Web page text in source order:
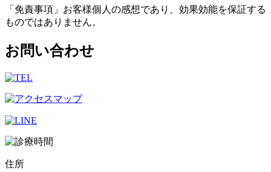
「免責事項」お客様個人の感想であり、効果効能を保証する
ものではありません。
お問い合わせ
住所